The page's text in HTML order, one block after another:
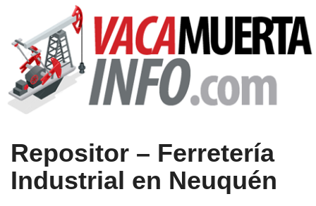
Repositor – Ferretería
Industrial en Neuquén